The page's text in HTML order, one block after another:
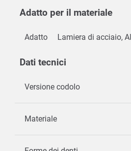
Adatto per il materiale
Adatto Lamiera di acciaio,
Dati tecnici
Versione codolo
Materiale